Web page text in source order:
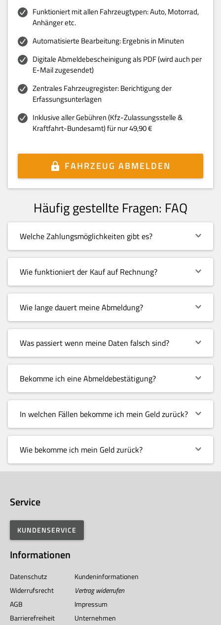
Funktioniert mit allen Fahrzeugtypen: Auto, Motorrad,
Anhänger etc.
Automatisierte Bearbeitung: Ergebnis in Minuten
Digitale Abmeldebescheinigung als PDF (wird auch per
E-Mail zugesendet)
Zentrales Fahrzeugregister: Berichtigung der
Erfassungsunterlagen
Inklusive aller Gebühren (Kfz-Zulassungsstelle &
Kraftfahrt-Bundesamt) für nur 49,90 €
FAHRZEUG ABMELDEN
Häufig gestellte Fragen: FAQ
Welche Zahlungsmöglichkeiten gibt es?
Wie funktioniert der Kauf auf Rechnung?
Wie lange dauert meine Abmeldung?
Was passiert wenn meine Daten falsch sind?
Bekomme ich eine Abmeldebestätigung?
In welchen Fällen bekomme ich mein Geld zurück?
Wie bekomme ich mein Geld zurück?
Service
KUNDENSERVICE
Informationen
Datenschutz
Kundeninformationen
Widerrufsrecht
Vertrag widerrufen
AGB
Impressum
Barrierefreiheit
Unternehmen